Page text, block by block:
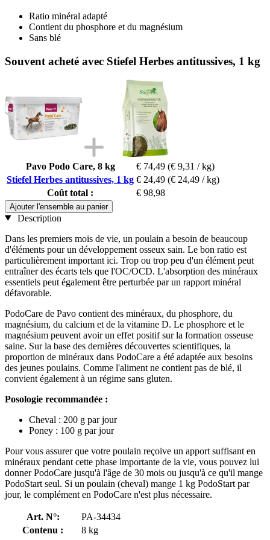
Ratio minéral adapté
Contient du phosphore et du magnésium
Sans blé
Souvent acheté avec Stiefel Herbes antitussives, 1 kg
Pavo Podo Care, 8 kg € 74,49 (€ 9,31 / kg)
Stiefel Herbes antitussives, 1 kg € 24,49 (€ 24,49 / kg)
Coût total :
€ 98,98
Ajouter l'ensemble au panier
Description
Dans les premiers mois de vie, un poulain a besoin de beaucoup
d'éléments pour un développement osseux sain. Le bon ratio est
particulièrement important ici. Trop ou trop peu d'un élément peut
entraîner des écarts tels que l'OC/OCD. L'absorption des minéraux
essentiels peut également être perturbée par un rapport minéral
défavorable.
PodoCare de Pavo contient des minéraux, du phosphore, du
magnésium, du calcium et de la vitamine D. Le phosphore et le
magnésium peuvent avoir un effet positif sur la formation osseuse
saine. Sur la base des dernières découvertes scientifiques, la
proportion de minéraux dans PodoCare a été adaptée aux besoins
des jeunes poulains. Comme l'aliment ne contient pas de blé, il
convient également à un régime sans gluten.
Posologie recommandée :
Cheval : 200 g par jour
Poney : 100 g par jour
Pour vous assurer que votre poulain reçoive un apport suffisant en
minéraux pendant cette phase importante de la vie, vous pouvez lui
donner PodoCare jusqu'à l'âge de 30 mois ou jusqu'à ce qu'il mange
PodoStart seul. Si un poulain (cheval) mange 1 kg PodoStart par
jour, le complément en PodoCare n'est plus nécessaire.
Art. N°:
PA-34434
Contenu :
8 kg